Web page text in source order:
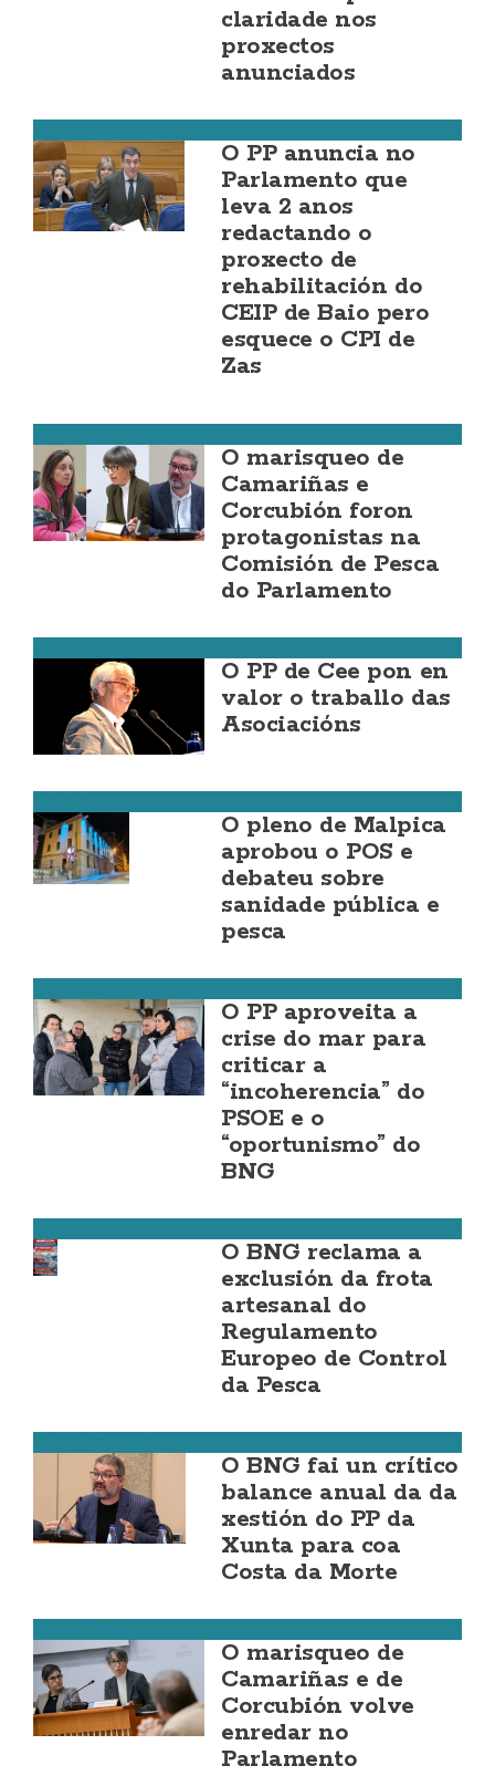
claridade nos
proxectos
anunciados
O PP anuncia no
Parlamento que
leva 2 anos
redactando o
proxecto de
rehabilitación do
CEIP de Baio pero
esquece o CPI de
Zas
O marisqueo de
Camariñas e
Corcubión foron
protagonistas na
Comisión de Pesca
do Parlamento
O PP de Cee pon en
valor o traballo das
Asociacións
O pleno de Malpica
aprobou o POS e
debateu sobre
sanidade pública e
pesca
O PP aproveita a
crise do mar para
criticar a
“incoherencia” do
PSOE e o
“oportunismo” do
BNG
O BNG reclama a
exclusión da frota
artesanal do
Regulamento
Europeo de Control
da Pesca
O BNG fai un crítico
balance anual da da
xestión do PP da
Xunta para coa
Costa da Morte
O marisqueo de
Camariñas e de
Corcubión volve
enredar no
Parlamento